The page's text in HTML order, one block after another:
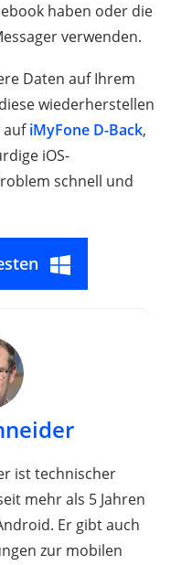
haben oder die
verwenden.
Daten auf Ihrem
wiederherstellen
aufiMyFone D-Back,
iOS-
schnell und
ist technischer
mehr als 5 Jahren
Er gibt auch
zur mobilen